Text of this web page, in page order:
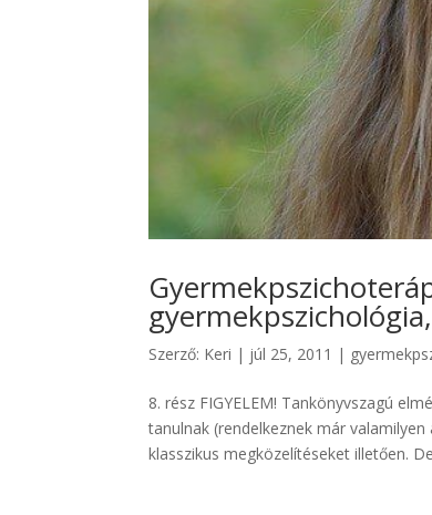
Szerző: Keri | júl 25, 2011 |
8. rész FIGYELEM! Tankönyvszagú
tanulnak (rendelkeznek már
klasszikus megközelítéseket illetően.